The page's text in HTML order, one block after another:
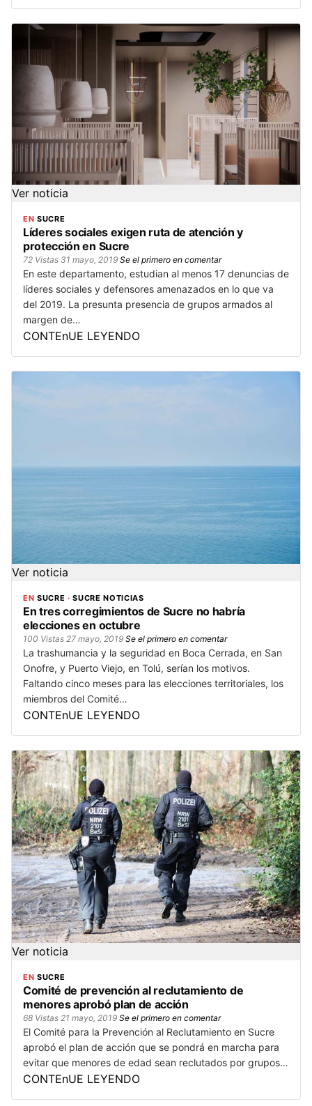
Ver noticia
EN SUCRE
Líderes sociales exigen ruta de atención y
protección en Sucre
72 Vistas 31 mayo, 2019 Se el primero en comentar
En este departamento, estudian al menos 17 denuncias de
líderes sociales y defensores amenazados en lo que va
del 2019. La presunta presencia de grupos armados al
margen de…
CONTEnUE LEYENDO
Ver noticia
EN SUCRE ·SUCRE NOTICIAS
En tres corregimientos de Sucre no habría
elecciones en octubre
100 Vistas 27 mayo, 2019 Se el primero en comentar
La trashumancia y la seguridad en Boca Cerrada, en San
Onofre, y Puerto Viejo, en Tolú, serían los motivos.
Faltando cinco meses para las elecciones territoriales, los
miembros del Comité…
CONTEnUE LEYENDO
Ver noticia
EN SUCRE
Comité de prevención al reclutamiento de
menores aprobó plan de acción
68 Vistas 21 mayo, 2019 Se el primero en comentar
El Comité para la Prevención al Reclutamiento en Sucre
aprobó el plan de acción que se pondrá en marcha para
evitar que menores de edad sean reclutados por grupos…
CONTEnUE LEYENDO